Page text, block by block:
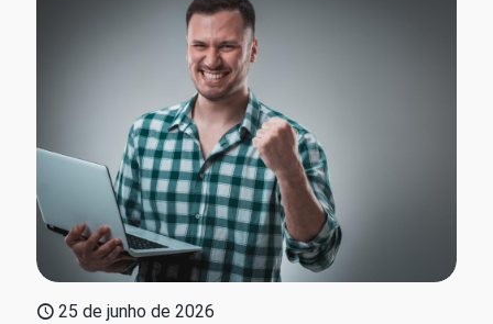
25 de junho de 2026